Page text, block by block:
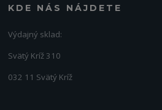
KDE NÁS NÁJDETE
Výdajný sklad:
Svätý Kríž 310
032 11 Svätý Kríž